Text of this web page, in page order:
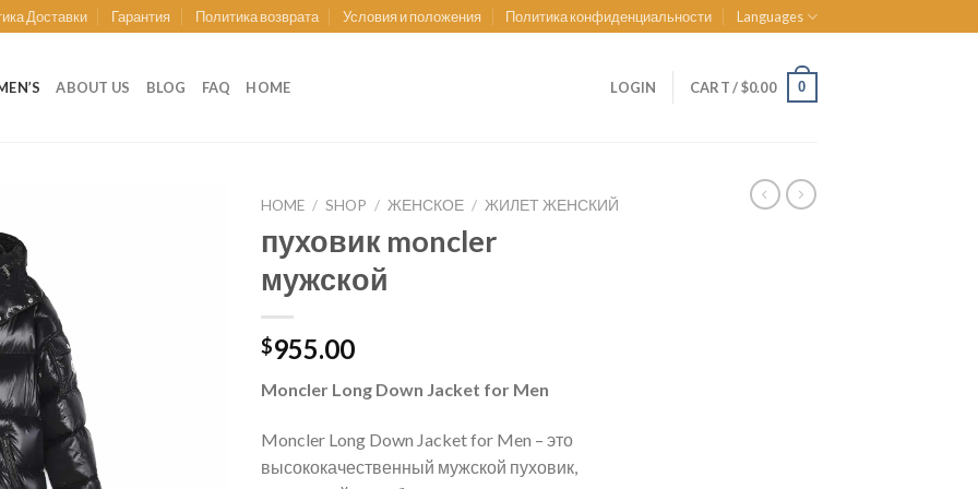
Доставки Гарантия Политика возврата Условия и положения Политика конфиденциальности Languages
ABOUT US BLOG FAQ HOME LOGIN CART /$0.00 0
HOME / SHOP / ЖЕНСКОЕ / ЖИЛЕТ ЖЕНСКИЙ
пуховик moncler
мужской
$955.00
Moncler Long Down Jacket for Men
Moncler Long Down Jacket for Men – это
высококачественный мужской пуховик,